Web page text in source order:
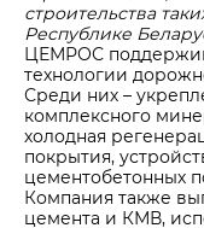
строительства
Республике
ЦЕМРОС
технологии
Среди них –
комплексного
холодная
покрытия,
цементобетонных
Компания также
цемента и КМВ,